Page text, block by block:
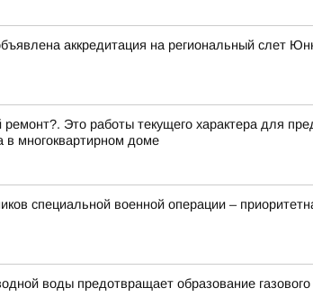
аккредитация на региональный слет
ремонт?. Это работы текущего характера для
в многоквартирном доме
специальной военной операции –
воды предотвращает образование